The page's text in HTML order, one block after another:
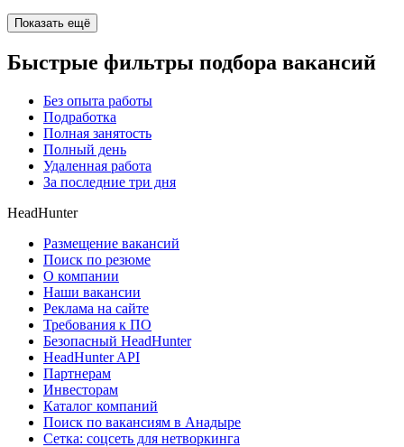
Показать ещё
Быстрые фильтры подбора вакансий
Без опыта работы
Подработка
Полная занятость
Полный день
Удаленная работа
За последние три дня
HeadHunter
Размещение вакансий
Поиск по резюме
О компании
Наши вакансии
Реклама на сайте
Требования к ПО
Безопасный HeadHunter
HeadHunter API
Партнерам
Инвесторам
Каталог компаний
Поиск по вакансиям в Анадыре
Сетка: соцсеть для нетворкинга